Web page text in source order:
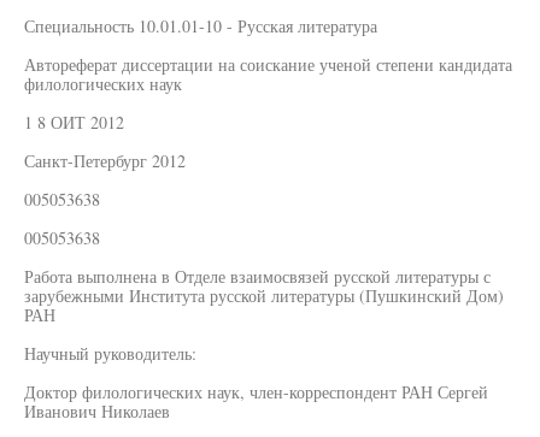
Специальность 10.01.01-10 - Русская литература
Автореферат диссертации на соискание ученой степени кандидата
филологических наук
1 8 ОИТ 2012
Санкт-Петербург 2012
005053638
005053638
Работа выполнена в Отделе взаимосвязей русской литературы с
зарубежными Института русской литературы (Пушкинский Дом)
РАН
Научный руководитель:
Доктор филологических наук, член-корреспондент РАН Сергей
Иванович Николаев